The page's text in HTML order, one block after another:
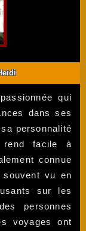
qui
dans ses
personnalité
rend facile à
connue
vu en
sur les
personnes
voyages ont